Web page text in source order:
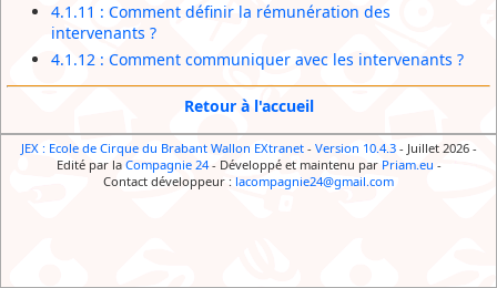
4.1.11 : Comment définir la rémunération des
intervenants ?
4.1.12 : Comment communiquer avec les intervenants ?
Retour à l'accueil
JEX : Ecole de Cirque du Brabant Wallon EXtranet- Version 10.4.3- Juillet 2026-
Edité par la Compagnie 24- Développé et maintenu par Priam.eu -
Contact développeur : lacompagnie24@gmail.com